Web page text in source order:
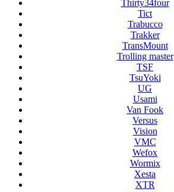
Thirty34four
Tict
Trabucco
Trakker
TransMount
Trolling master
TSF
TsuYoki
UG
Usami
Van Fook
Versus
Vision
VMC
Wefox
Wormix
Xesta
XTR